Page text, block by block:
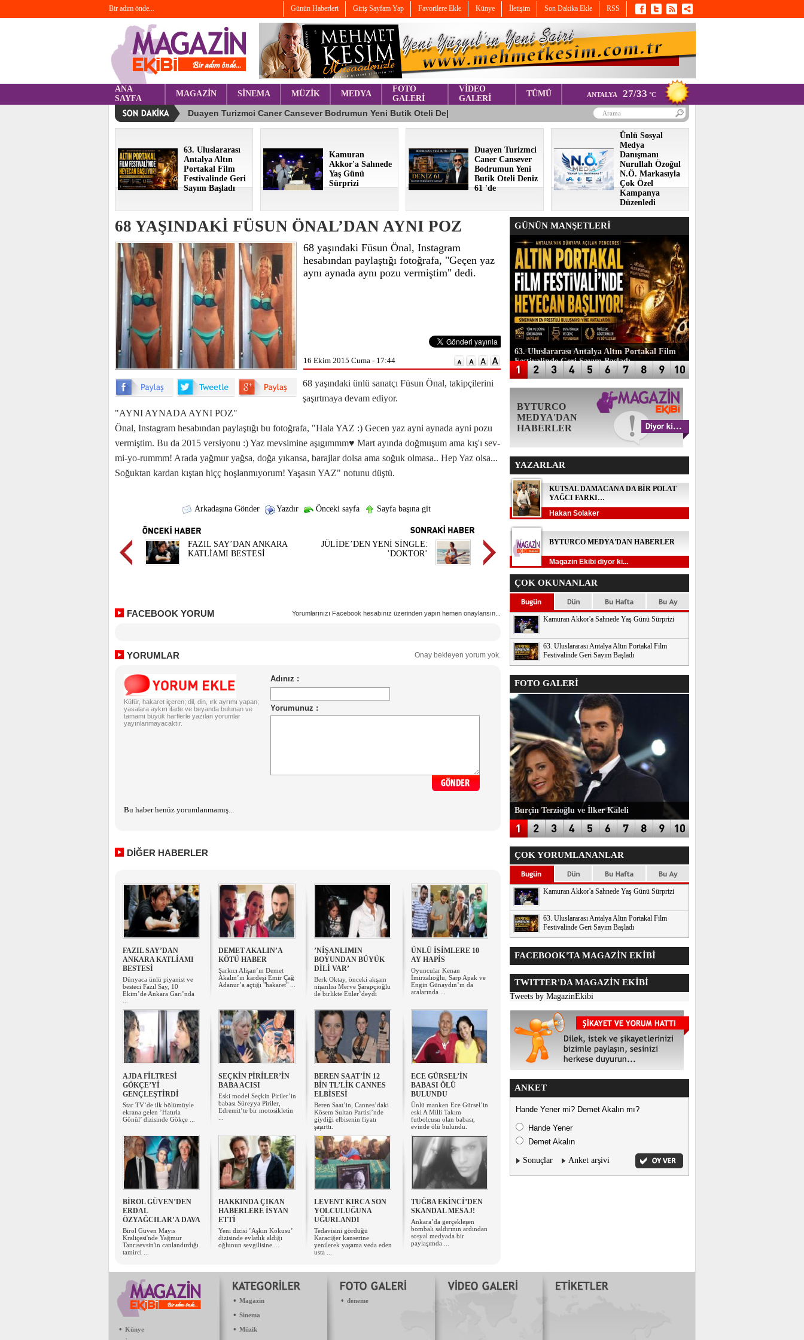
Bir adım önde... Günün Haberleri Giriş Sayfam Yap Favorilere Ekle Künye İletişim Son Dakika Ekle RSS
ANA
SAYFA
MAGAZİN SİNEMA MÜZİK MEDYA
FOTO
GALERİ
VİDEO
GALERİ
TÜMÜ ANTALYA 27/33 °C
63. Uluslararası
Antalya Altın
Portakal Film
Festivalinde Geri
Sayım Başladı
Kamuran
Akkor'a Sahnede
Yaş Günü
Sürprizi
Duayen Turizmci
Caner Cansever
Bodrumun Yeni
Butik Oteli Deniz
61 'de
Ünlü Sosyal
Medya
Danışmanı
Nurullah Özoğul
N.Ö. Markasıyla
Çok Özel
Kampanya
Düzenledi
68 YAŞINDAKİ FÜSUN ÖNAL’DAN AYNI POZ
68 yaşındaki Füsun Önal, Instagram
hesabından paylaştığı fotoğrafa, "Geçen yaz
aynı aynada aynı pozu vermiştim" dedi.
16 Ekim 2015 Cuma - 17:44
68 yaşındaki ünlü sanatçı Füsun Önal, takipçilerini
şaşırtmaya devam ediyor.
"AYNI AYNADA AYNI POZ"
Önal, Instagram hesabından paylaştığı bu fotoğrafa, "Hala YAZ :) Gecen yaz ayni aynada ayni pozu
vermiştim. Bu da 2015 versiyonu :) Yaz mevsimine aşıgımmm♥ Mart ayında doğmuşum ama kış'ı sev-
mi-yo-rummm! Arada yağmur yağsa, doğa yıkansa, barajlar dolsa ama soğuk olmasa.. Hep Yaz olsa...
Soğuktan kardan kıştan hiçç hoşlanmıyorum! Yaşasın YAZ" notunu düştü.
Arkadaşına Gönder Yazdır Önceki sayfa Sayfa başına git
FAZIL SAY’DAN ANKARA
KATLİAMI BESTESİ
JÜLİDE’DEN YENİ SİNGLE:
’DOKTOR’
FACEBOOK YORUM Yorumlarınızı Facebook hesabınız üzerinden yapın hemen onaylansın...
YORUMLAR Onay bekleyen yorum yok.
Küfür, hakaret içeren; dil, din, ırk ayrımı yapan;
yasalara aykırı ifade ve beyanda bulunan ve
tamamı büyük harflerle yazılan yorumlar
yayınlanmayacaktır.
Bu haber henüz yorumlanmamış...
DİĞER HABERLER
FAZIL SAY’DAN
ANKARA KATLİAMI
BESTESİ
Dünyaca ünlü piyanist ve
besteci Fazıl Say, 10
Ekim’de Ankara Garı’nda
DEMET AKALIN’A
KÖTÜ HABER
Şarkıcı Alişan’ın Demet
Akalın’ın kardeşi Emir Çağ
Adanur’a açtığı "hakaret" ...
’NİŞANLIMIN
BOYUNDAN BÜYÜK
DİLİ VAR’
Berk Oktay, önceki akşam
nişanlısı Merve Şarapçıoğlu
ile birlikte Etiler’deydi
ÜNLÜ İSİMLERE 10
AY HAPİS
Oyuncular Kenan
İmirzalıoğlu, Sarp Apak ve
Engin Günaydın’ın da
aralarında ...
AJDA FİLTRESİ
GÖKÇE’Yİ
GENÇLEŞTİRDİ
Star TV’de ilk bölümüyle
ekrana gelen ’Hatırla
Gönül’ dizisinde Gökçe ...
SEÇKİN PİRİLER’İN
BABA ACISI
Eski model Seçkin Piriler’in
babası Süreyya Piriler,
Edremit’te bir motosikletin
BEREN SAAT’İN 12
BİN TL’LİK CANNES
ELBİSESİ
Beren Saat’in, Cannes’daki
Kösem Sultan Partisi’nde
giydiği elbisenin fiyatı
şaşırttı.
ECE GÜRSEL’İN
BABASI ÖLÜ
BULUNDU
Ünlü manken Ece Gürsel’in
eski A Milli Takım
futbolcusu olan babası,
evinde ölü bulundu.
BİROL GÜVEN’DEN
ERDAL
ÖZYAĞCILAR’A DAVA
Birol Güven Mayıs
Kraliçesi'nde Yağmur
Tanrısevsin'in canlandırdığı
tamirci ...
HAKKINDA ÇIKAN
HABERLERE İSYAN
ETTİ
Yeni dizisi ’Aşkın Kokusu’
dizisinde evlatlık aldığı
oğlunun sevgilisine ...
LEVENT KIRCA SON
YOLCULUĞUNA
UĞURLANDI
Tedavisini gördüğü
Karaciğer kanserine
yenilerek yaşama veda eden
usta ...
TUĞBA EKİNCİ’DEN
SKANDAL MESAJ!
Ankara’da gerçekleşen
bombalı saldırının ardından
sosyal medyada bir
paylaşımda ...
GÜNÜN MANŞETLERİ
63. Uluslararası Antalya Altın Portakal Film
Festivalinde Geri Sayım Başladı
BYTURCO
MEDYA'DAN
HABERLER
YAZARLAR
KUTSAL DAMACANA DA BİR POLAT
YAĞCI FARKI…
Hakan Solaker
BYTURCO MEDYA'DAN HABERLER
Magazin Ekibi diyor ki...
ÇOK OKUNANLAR
Kamuran Akkor'a Sahnede Yaş Günü Sürprizi
63. Uluslararası Antalya Altın Portakal Film
Festivalinde Geri Sayım Başladı
FOTO GALERİ
Burçin Terzioğlu ve İlker Kaleli
ÇOK YORUMLANANLAR
Kamuran Akkor'a Sahnede Yaş Günü Sürprizi
63. Uluslararası Antalya Altın Portakal Film
Festivalinde Geri Sayım Başladı
FACEBOOK'TA MAGAZİN EKİBİ
TWITTER'DA MAGAZİN EKİBİ
Tweets by MagazinEkibi
ANKET
Hande Yener mi? Demet Akalın mı?
Hande Yener
Demet Akalın
Sonuçlar Anket arşivi
• Künye
• Magazin
• Sinema
• Müzik
• deneme